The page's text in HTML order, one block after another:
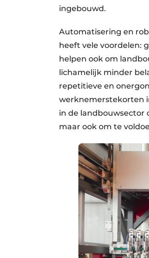
ingebouwd.
Automatisering en
heeft vele voordelen:
helpen ook om
lichamelijk minder
repetitieve en
werknemerstekorten
in de landbouwsector
maar ook om te